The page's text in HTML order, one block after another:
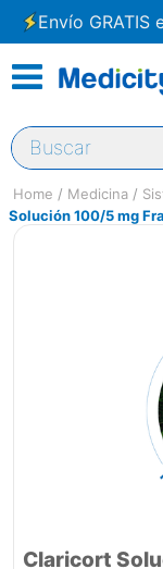
Envío
Buscar
Medicina
Solución 100/5 mg
Claricort